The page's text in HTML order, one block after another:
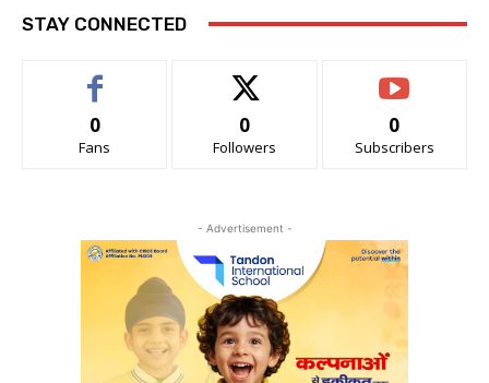
STAY CONNECTED
0
Fans
0
Followers
0
Subscribers
- Advertisement -